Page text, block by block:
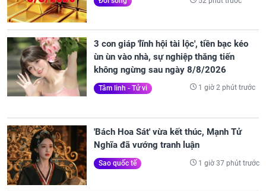
3 con giáp 'lĩnh hội tài lộc', tiền bạc kéo
ùn ùn vào nhà, sự nghiệp thăng tiến
không ngừng sau ngày 8/8/2026
Tâm linh - Tử vi 1 giờ 2 phút trước
'Bách Hoa Sát' vừa kết thúc, Mạnh Tử
Nghĩa đã vướng tranh luận
Sao quốc tế 1 giờ 37 phút trước